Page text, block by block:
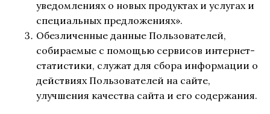
уведомлениях о новых продуктах и услугах и
специальных предложениях».
Обезличенные данные Пользователей,
собираемые с помощью сервисов интернет-
статистики, служат для сбора информации о
действиях Пользователей на сайте,
улучшения качества сайта и его содержания.